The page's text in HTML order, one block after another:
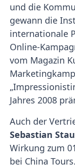
und die
gewann die
internationale
Online-
vom Magazin
Jahres 2008
Auch der
Sebastian
Wirkung zum
bei China